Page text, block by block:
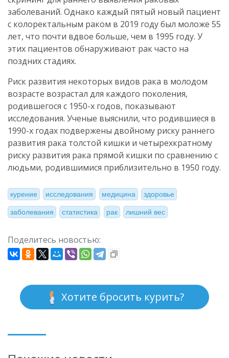
заболеваний. Однако каждый пятый новый пациент
с колоректальным раком в 2019 году был моложе 55
лет, что почти вдвое больше, чем в 1995 году. У
этих пациентов обнаруживают рак часто на
поздних стадиях.
Риск развития некоторых видов рака в молодом
возрасте возрастал для каждого поколения,
родившегося с 1950-х годов, показывают
исследования. Ученые выяснили, что родившиеся в
1990-х годах подвержены двойному риску раннего
развития рака толстой кишки и четырехкратному
риску развития рака прямой кишки по сравнению с
людьми, родившимися приблизительно в 1950 году.
курение исследования медицина здоровье
заболевания статистика рак лишний вес
Поделитесь новостью:
Хотите бросить курить?